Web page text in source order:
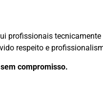
profissionais
respeito e
compromisso.